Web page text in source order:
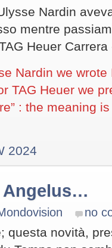
Nardin
mentre
Heuer Carrera
Nardin we
TAG Heuer we
: the meaning
2024
Angelus…
no
questa novità,